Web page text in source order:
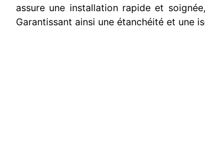
assure une installation rapide et
Garantissant ainsi une étanchéité et une